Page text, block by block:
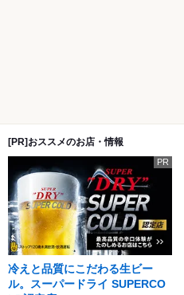
[PR]おススメのお店・情報
PR
冷えと品質にこだわる生ビー
ル。スーパードライ SUPERCO